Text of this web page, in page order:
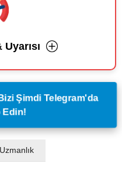
Şimdi Telegram'da
Edin!